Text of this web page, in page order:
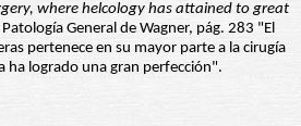
where helcology has attained to great
Patología General de Wagner, pág. 283 "El
pertenece en su mayor parte a la cirugía
ha logrado una gran perfección".